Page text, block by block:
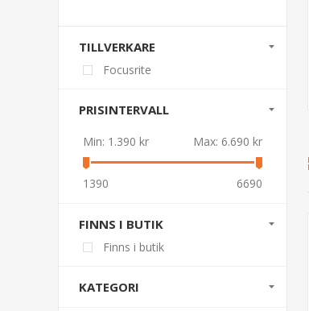
TILLVERKARE
Focusrite
PRISINTERVALL
Min: 1.390 kr Max: 6.690 kr
1390 6690
FINNS I BUTIK
Finns i butik
KATEGORI